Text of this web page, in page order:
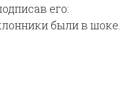
его:
были в шоке.